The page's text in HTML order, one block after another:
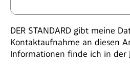
DER STANDARD gibt meine
Kontaktaufnahme an diesen
Informationen finde ich in der